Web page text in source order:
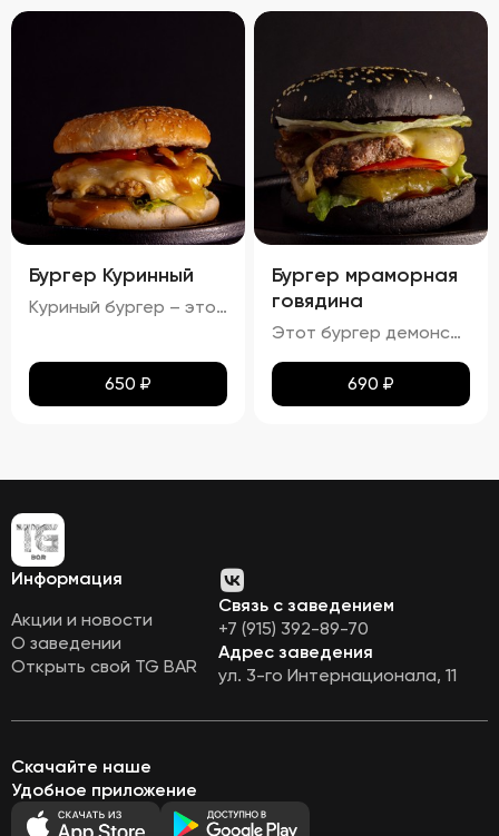
Бургер Куринный
Куриный бургер – это воплощение идеального сочетания вкуса и текстуры. Аккуратно уложенные слои создают аппетитный внешний вид, где золотисто-коричневая котлета соседствует с яркими красными помидорами, зелеными огурцами и белым салатом с легкими зеленоватыми оттенками. Булочка имеет привлекательную золотистую корочку, оставаясь мягкой внутри и хрустящей снаружи. Аромат свежего хлеба, курицы и пикантных соусов создает приятный букет, который дополняется сбалансированным вкусом: мягкая куриная котлета, освежающие овощи и насыщенный вкус соусов делают каждый укус незабываемым.
650 ₽
Бургер мраморная
говядина
Этот бургер демонстрирует идеальное сочетание вкуса и текстуры. Котлета обладает насыщенным вкусом, овощи обеспечивают свежесть и хрусткость, а сыр добавляет сливочную мягкость. Булочка имеет золотистый оттенок и хрустящую корочку, создавая ощущение комфорта и удовольствия. Соусы придают блюду дополнительные оттенки вкуса, а булочка поддерживает баланс между мягкостью и хрусткостью.
690 ₽
Информация
Акции и новости
О заведении
Открыть свой TG BAR
Связь с заведением
+7 (915) 392-89-70
Адрес заведения
ул. 3-го Интернационала, 11
Скачайте наше
Удобное приложение